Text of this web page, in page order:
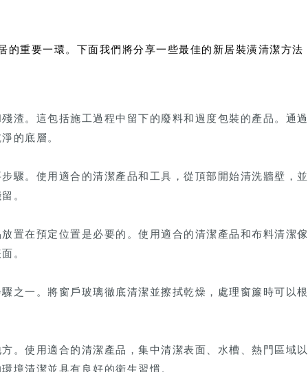
的重要一環。下面我們將分享一些最佳的新居裝潢清潔方法
渣。這包括施工過程中留下的廢料和過度包裝的產品。通
的底層。
驟。使用適合的清潔產品和工具，從頂部開始清洗牆壁，
。
置在預定位置是必要的。使用適合的清潔產品和布料清潔
。
之一。將窗戶玻璃徹底清潔並擦拭乾燥，處理窗簾時可以
。使用適合的清潔產品，集中清潔表面、水槽、熱門區域
境清潔並具有良好的衛生習慣。